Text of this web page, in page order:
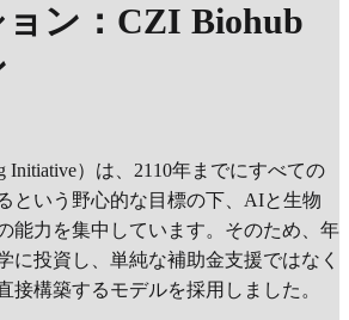
ン：CZI Biohub
Initiative）は、2110年までにすべての
という野心的な目標の下、AIと生物
能力を集中しています。そのため、年
に投資し、単純な補助金支援ではなく
接構築するモデルを採用しました。